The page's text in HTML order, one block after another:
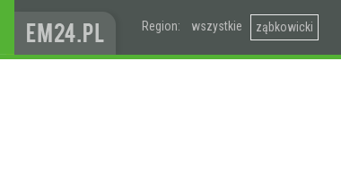
Region: wszystkie ząbkowicki